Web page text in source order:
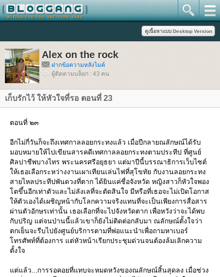
Alex on the rock
ฝากข้อความหลังไมค์
ผู้ติดตามบล็อก : 43 คน
เก็บรักไว้ ให้หัวใจที่รอ ตอนที่ 23
ตอนที่ ๒๓
อีกไม่กี่วันก็จะถึงเทศกาลลอยกระทงแล้ว เมื่อปีกลายณลักษณ์ได้รับ
มอบหมายให้ไปเขียนสารคดีเทศกาลลอยกระทงตามประทีป ที่ศูนย์
ศิลปาชีพบางไทร พระนครศรีอยุธยา แต่มาปีนี้บรรณาธิการเว็บไซต์
ห้เธอเลือกระหว่างงานเผาเทียนเล่นไฟที่สุโขทัย กับงานลอยกระทง
สายไหลประทีปพันดวงที่ตาก ได้ยินแค่ชื่อจังหวัด หญิงสาวก็หัวใจพอง
ตขึ้นอีกเท่าตัวและไม่ลังเลที่จะตัดสินใจ มีหรือที่เธอจะไม่เปิดโอกาส
ห้ตัวเองได้เผชิญหน้ากับโลกความจริงแทนที่จะเป็นเพียงการสื่อสาร
ผ่านตัวอักษรเท่านั้น เธอเลือกที่จะไปจังหวัดตาก เพื่อหวังว่าจะได้พบ
กับปริญ แต่จนป่านนี้แล้วเขาก็ยังไม่ติดต่อกลับมา ณลักษณ์ตั้งใจว่า
ตกเย็นจะรีบไปยังศูนย์บริการตามที่พ่อแนะนำเพื่อถามหาเบอร์
ทรศัพท์ที่ต้องการ แต่หัวหน้าเรียกประชุมด่วนจนต้องล้มเลิกความ
ตั้งใจ
ต่แล้ว...การรอคอยที่แทบจะหมดหวังของณลักษณ์สิ้นสุดลง เมื่อช่วง